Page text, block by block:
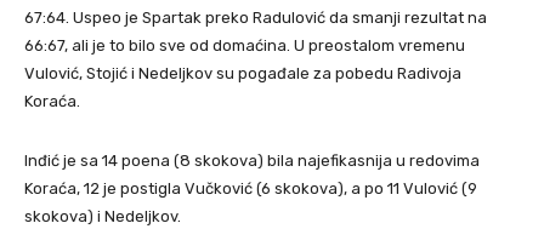
67:64. Uspeo je Spartak preko Radulović da smanji rezultat na
66:67, ali je to bilo sve od domaćina. U preostalom vremenu
Vulović, Stojić i Nedeljkov su pogađale za pobedu Radivoja
Koraća.
Inđić je sa 14 poena (8 skokova) bila najefikasnija u redovima
Koraća, 12 je postigla Vučković (6 skokova), a po 11 Vulović (9
skokova) i Nedeljkov.